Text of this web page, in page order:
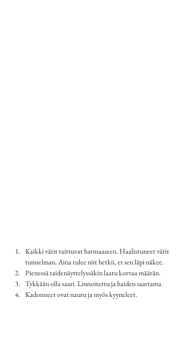
Kaikki värit taittuvat harmaaseen. Haalistuneet värit
tunnelman. Aina tulee niit hetkii, et sen läpi näkee.
Pienessä taidenäyttelyssäkin laatu korvaa määrän.
Tykkään olla saari. Linnoitettu ja haiden saartama.
Kadonneet ovat nauru ja myös kyyneleet.